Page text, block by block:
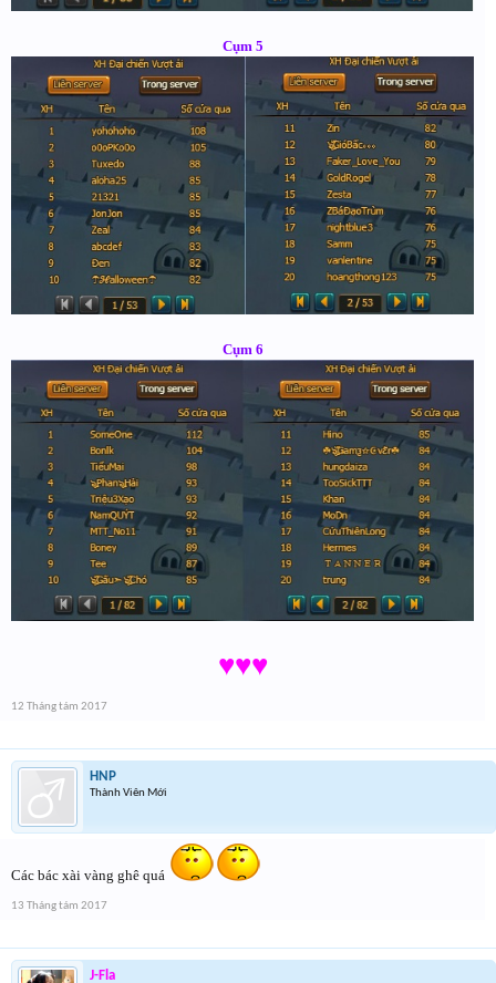
Cụm 5
Cụm 6
♥♥♥
12 Tháng tám 2017
HNP
Thành Viên Mới
Các bác xài vàng ghê quá
13 Tháng tám 2017
J-Fla